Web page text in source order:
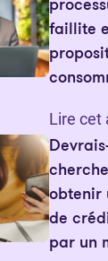
faillite
Lire cet
obtenir
de
par un